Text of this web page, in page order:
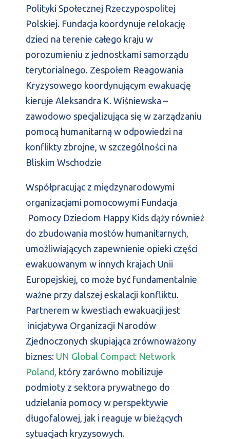
Polityki Społecznej Rzeczypospolitej
Polskiej. Fundacja koordynuje relokację
dzieci na terenie całego kraju w
porozumieniu z jednostkami samorządu
terytorialnego. Zespołem Reagowania
Kryzysowego koordynującym ewakuację
kieruje Aleksandra K. Wiśniewska –
zawodowo specjalizująca się w zarządzaniu
pomocą humanitarną w odpowiedzi na
konflikty zbrojne, w szczególności na
Bliskim Wschodzie
Współpracując z międzynarodowymi
organizacjami pomocowymi Fundacja
Pomocy Dzieciom Happy Kids dąży również
do zbudowania mostów humanitarnych,
umożliwiających zapewnienie opieki części
ewakuowanym w innych krajach Unii
Europejskiej, co może być fundamentalnie
ważne przy dalszej eskalacji konfliktu.
Partnerem w kwestiach ewakuacji jest
inicjatywa Organizacji Narodów
Zjednoczonych skupiająca zrównoważony
biznes: UN Global Compact Network
Poland, który zarówno mobilizuje
podmioty z sektora prywatnego do
udzielania pomocy w perspektywie
długofalowej, jak i reaguje w bieżących
sytuacjach kryzysowych.